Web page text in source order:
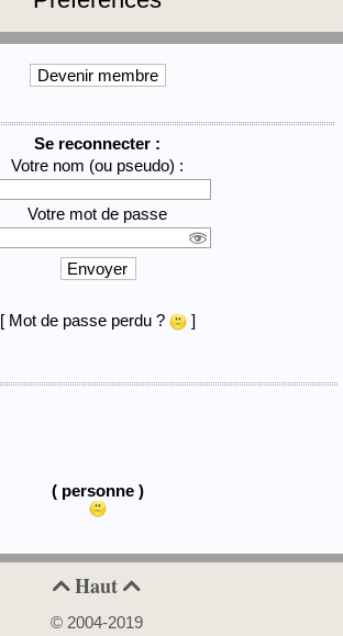
Devenir membre
Se reconnecter :
Votre nom (ou pseudo) :
Votre mot de passe
Envoyer
[ Mot de passe perdu ? ]
( personne )
Haut
© 2004-2019